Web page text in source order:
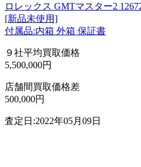
ロレックス GMTマスター2
[新品未使用]
付属品:内箱 外箱 保証書
９社平均買取価格
5,500,000円
店舗間買取価格差
500,000円
査定日:2022年05月09日